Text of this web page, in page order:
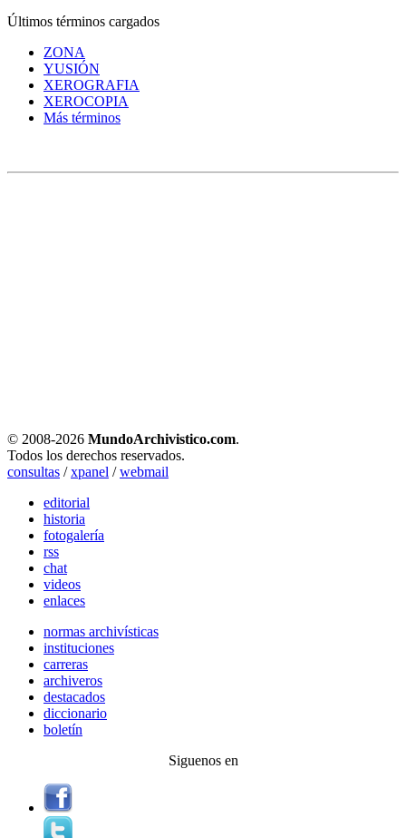
Últimos términos cargados
ZONA
YUSIÓN
XEROGRAFIA
XEROCOPIA
Más términos
© 2008-2026 MundoArchivistico.com.
Todos los derechos reservados.
consultas /xpanel /webmail
editorial
historia
fotogalería
rss
chat
videos
enlaces
normas archivísticas
instituciones
carreras
archiveros
destacados
diccionario
boletín
Siguenos en